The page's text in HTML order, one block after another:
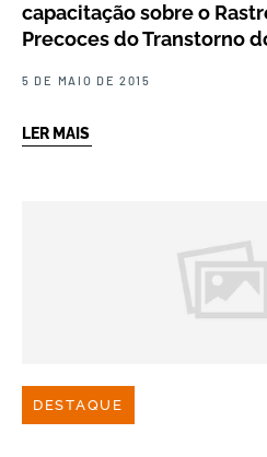
capacitação sobre o
Precoces do Transtorno
5 DE MAIO DE 2015
LER MAIS
DESTAQUE